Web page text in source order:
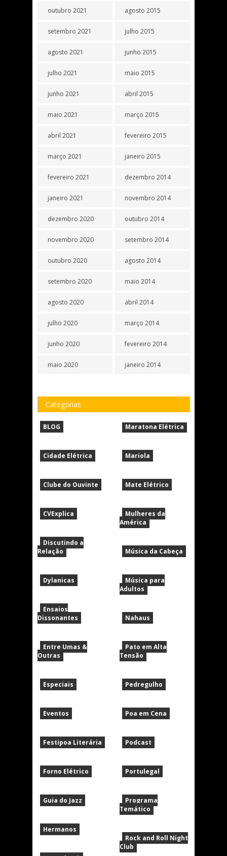
outubro 2021
setembro 2021
agosto 2021
julho 2021
junho 2021
maio 2021
abril 2021
março 2021
fevereiro 2021
janeiro 2021
dezembro 2020
novembro 2020
outubro 2020
setembro 2020
agosto 2020
julho 2020
junho 2020
maio 2020
agosto 2015
julho 2015
junho 2015
maio 2015
abril 2015
março 2015
fevereiro 2015
janeiro 2015
dezembro 2014
novembro 2014
outubro 2014
setembro 2014
agosto 2014
maio 2014
abril 2014
março 2014
fevereiro 2014
janeiro 2014
Categorias
BLOG
Cidade Elétrica
Clube do Ouvinte
CVExplica
Discutindo a
Relação
Dylanicas
Ensaios
Dissonantes
Entre Umas &
Outras
Especiais
Eventos
Festipoa Literária
Forno Elétrico
Guia do Jazz
Hermanos
Maratona Elétrica
Mariola
Mate Elétrico
Mulheres da
América
Música da Cabeça
Música para
Adultos
Nahaus
Pato em Alta
Tensão
Pedregulho
Poa em Cena
Podcast
Portulegal
Programa
Temático
Rock and Roll Night
Club